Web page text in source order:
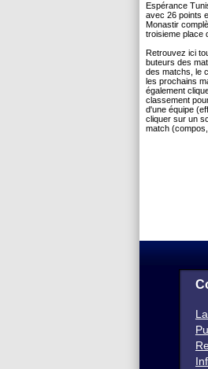
Espérance
avec 26 points
Monastir
troisieme place
Retrouvez ici
buteurs des
des matchs, le
les prochains
également
classement
d'une équipe
cliquer sur un
match